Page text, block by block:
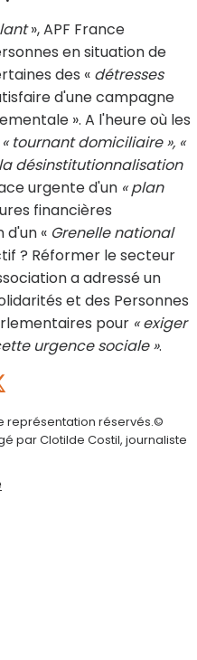
», APF France
en situation de
des « détresses
d'une campagne
». A l'heure où les
« tournant domiciliaire », «
la désinstitutionnalisation
urgente d'un « plan
financières
« Grenelle national
? Réformer le secteur
a adressé un
et des Personnes
pour « exiger
urgence sociale ».
représentation réservés.©
par Clotilde Costil, journaliste